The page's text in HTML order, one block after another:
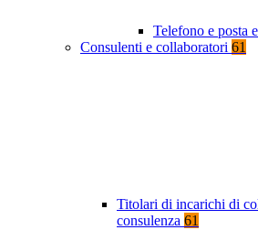
Telefono e posta
Consulenti e collaboratori 61
Titolari di incarichi di
consulenza 61